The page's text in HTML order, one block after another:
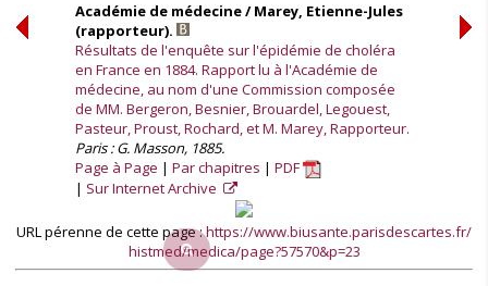
Académie de médecine / Marey, Etienne-Jules
(rapporteur).
Résultats de l'enquête sur l'épidémie de choléra
en France en 1884. Rapport lu à l'Académie de
médecine, au nom d'une Commission composée
de MM. Bergeron, Besnier, Brouardel, Legouest,
Pasteur, Proust, Rochard, et M. Marey, Rapporteur.
Paris : G. Masson, 1885.
Page à Page
Par chapitres
PDF
Sur Internet Archive
URL pérenne de cette page :https://www.biusante.parisdescartes.fr/
histmed/medica/page?57570&p=23